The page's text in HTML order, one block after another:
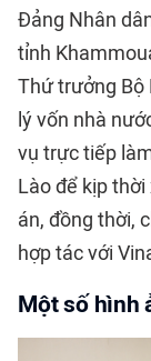
Đảng Nhân
tỉnh
Thứ trưởng Bộ
lý vốn nhà
vụ trực tiếp
Lào để kịp
án, đồng thời,
hợp tác với
Một số hình